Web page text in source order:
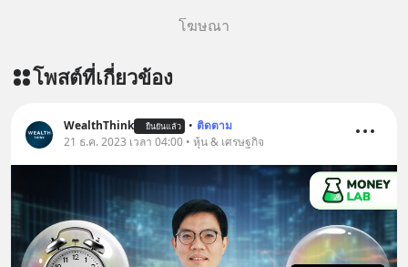
โฆษณา
โพสต์ที่เกี่ยวข้อง
WealthThink ยืนยันแล้ว • ติดตาม
21 ธ.ค. 2023 เวลา 04:00 • หุ้น & เศรษฐกิจ